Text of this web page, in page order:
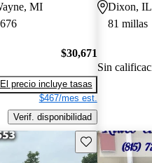
MI
$30,671
El precio incluye tasas
$467/mes est.
Verif. disponibilidad
Dixon, IL
81 millas
Sin
Guarda este